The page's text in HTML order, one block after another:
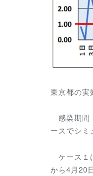
東京都の実
感染期間
ースでシミ
ケース１
から4月20